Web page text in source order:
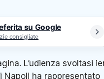
su Google
consigliate
L’udienza svoltasi
Napoli ha rappresentato